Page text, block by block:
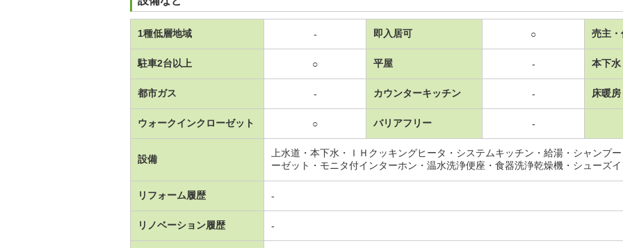
1種低層地域 - 即入居可 ○ 売主・
駐車2台以上 ○ 平屋 - 本下水
都市ガス - カウンターキッチン - 床暖房
ウォークインクローゼット ○ バリアフリー -
設備
上水道・本下水・ＩＨクッキングヒータ・システムキッチン・給湯・シャンプ
ーゼット・モニタ付インターホン・温水洗浄便座・食器洗浄乾燥機・シューズ
リフォーム履歴 -
リノベーション履歴 -